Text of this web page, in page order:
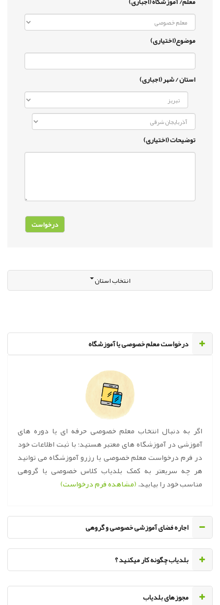
موضوع(اختیاری)
استان / شهر (اجباری)
توضیحات (اختیاری)
انتخاب استان
‌درخواست معلم خصوصی یا آموزشگاه
اگر به دنبال انتخاب معلم خصوصی حرفه ای یا دوره های
آموزشی در آموزشگاه های معتبر هستید؛ با ثبت اطلاعات خود
در فرم درخواست معلم خصوصی یا رزرو آموزشگاه می توانید
هر چه سریعتر به کمک بلدیاب کلاس خصوصی یا گروهی
مناسب خود را بیابید.(مشاهده فرم درخواست)
اجاره فضای آموزشی خصوصی و گروهی
‌بلدیاب چگونه کار میکنید ؟
مجوزهای بلدیاب